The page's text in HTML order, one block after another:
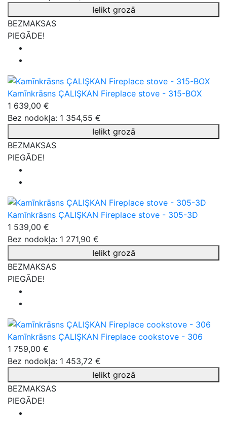
Ielikt grozā
BEZMAKSAS
PIEGĀDE!
Kamīnkrāsns ÇALIŞKAN Fireplace stove - 315-BOX
1 639,00 €
Bez nodokļa: 1 354,55 €
Ielikt grozā
BEZMAKSAS
PIEGĀDE!
Kamīnkrāsns ÇALIŞKAN Fireplace stove - 305-3D
1 539,00 €
Bez nodokļa: 1 271,90 €
Ielikt grozā
BEZMAKSAS
PIEGĀDE!
Kamīnkrāsns ÇALIŞKAN Fireplace cookstove - 306
1 759,00 €
Bez nodokļa: 1 453,72 €
Ielikt grozā
BEZMAKSAS
PIEGĀDE!